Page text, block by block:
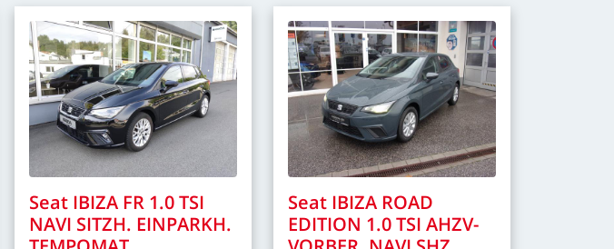
Seat IBIZA FR 1.0TSI
NAVI SITZH. EINPARKH.
Seat IBIZA ROAD
EDITION 1.0TSI AHZV-